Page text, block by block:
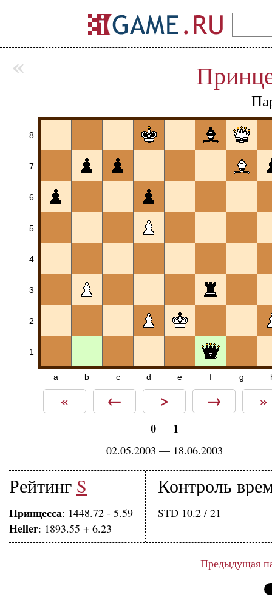
8
7
6
5
4
3
2
1
a b c d e f g
« ← > → »
0— 1
02.05.2003 — 18.06.2003
Рейтинг S
Принцесса: 1448.72 - 5.59
Heller: 1893.55 + 6.23
Контроль
STD 10.2 / 21
Предыдущая
«